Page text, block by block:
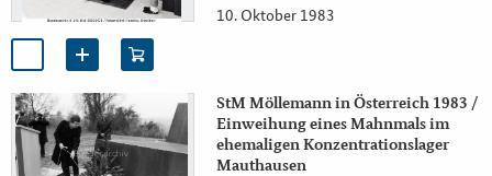
10. Oktober 1983
StM Möllemann in Österreich 1983 /
Einweihung eines Mahnmals im
ehemaligen Konzentrationslager
Mauthausen